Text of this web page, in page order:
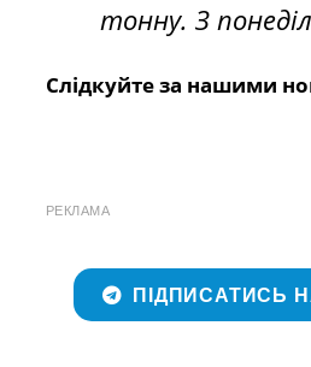
тонну. З
Слідкуйте за нашими
РЕКЛАМА
ПІДПИСАТИСЬ